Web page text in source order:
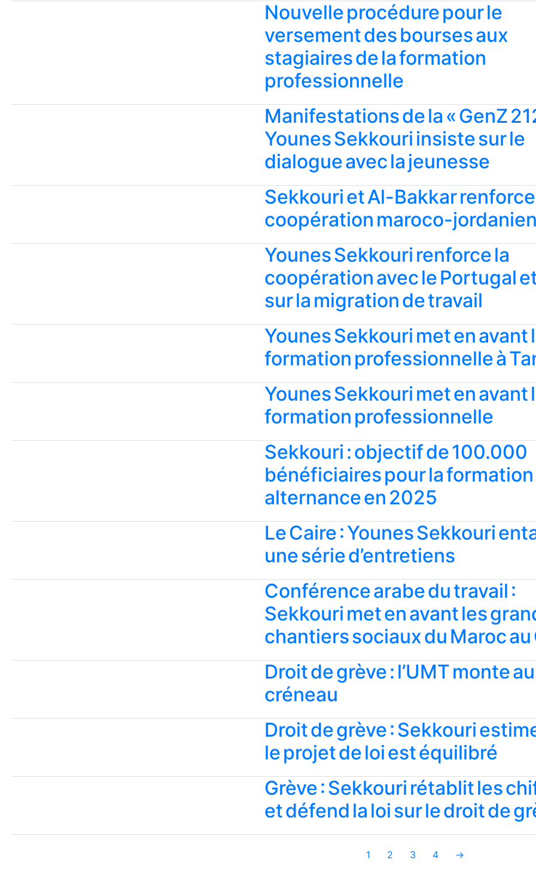
Nouvelle procédure pour le
versement des bourses aux
stagiaires de la formation
professionnelle
Manifestations de la « GenZ
Younes Sekkouri insiste sur le
dialogue avec la jeunesse
Sekkouri et Al-Bakkar
coopération maroco-
Younes Sekkouri renforce la
coopération avec le Portugal et
sur la migration de travail
Younes Sekkouri met en avant
formation professionnelle à
Younes Sekkouri met en avant
formation professionnelle
Sekkouri : objectif de 100.000
bénéficiaires pour la
alternance en 2025
Le Caire : Younes Sekkouri
une série d’entretiens
Conférence arabe du travail :
Sekkouri met en avant les
chantiers sociaux du Maroc au
Droit de grève : l’UMT monte au
créneau
Droit de grève : Sekkouri
le projet de loi est équilibré
Grève : Sekkouri rétablit les
et défend la loi sur le droit de
1 2 3 4 →